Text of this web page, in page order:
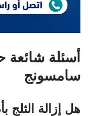
أسئلة شائعة
سامسونج
هل إزالة الثلج